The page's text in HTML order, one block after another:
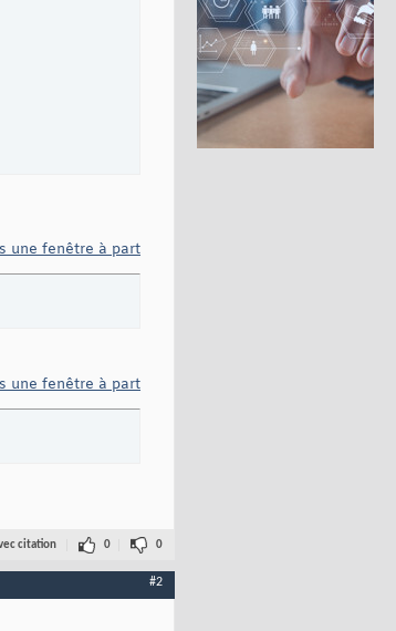
une fenêtre à part
une fenêtre à part
citation 0 0
#2